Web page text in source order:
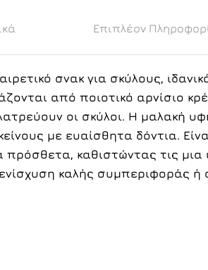
Επιπλέον
σνακ για σκύλους,
από ποιοτικό αρνίσιο
οι σκύλοι. Η μαλακή
με ευαίσθητα δόντια.
καθιστώντας τις μια
καλής συμπεριφοράς ή